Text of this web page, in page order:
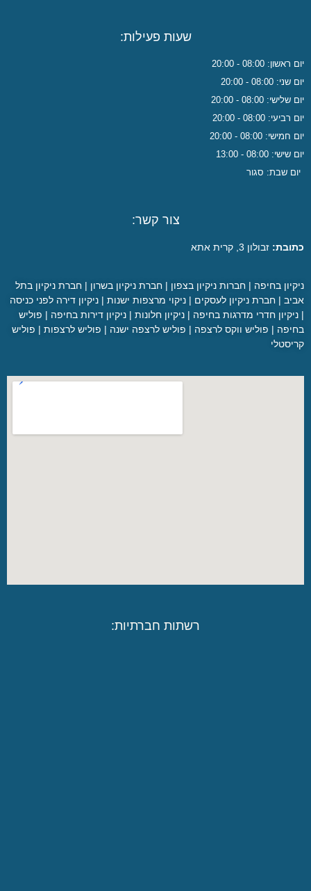
שעות פעילות:
יום ראשון: 08:00 - 20:00
יום שני: 08:00 - 20:00
יום שלישי: 08:00 - 20:00
יום רביעי: 08:00 - 20:00
יום חמישי: 08:00 - 20:00
יום שישי: 08:00 - 13:00
יום שבת: סגור
צור קשר:
כתובת: זבולון 3, קרית אתא
ניקיון בחיפה | חברות ניקיון בצפון | חברת ניקיון בשרון | חברת ניקיון בתל
אביב | חברת ניקיון לעסקים | ניקוי מרצפות ישנות | ניקיון דירה לפני כניסה
| ניקיון חדרי מדרגות בחיפה | ניקיון חלונות | ניקיון דירות בחיפה | פוליש
בחיפה | פוליש ווקס לרצפה | פוליש לרצפה ישנה | פוליש לרצפות | פוליש
קריסטלי
רשתות חברתיות: